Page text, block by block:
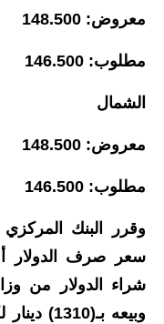
معروض: 148.500
مطلوب: 146.500
الشمال
معروض: 148.500
مطلوب: 146.500
وقرر البنك
سعر صرف الدولار
وبيعه